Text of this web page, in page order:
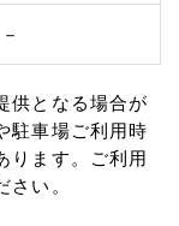
－
供となる場合が
駐車場ご利用時
ります。ご利用
い。